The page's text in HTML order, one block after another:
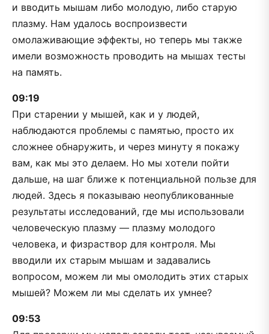
и вводить мышам либо молодую, либо старую
плазму. Нам удалось воспроизвести
омолаживающие эффекты, но теперь мы также
имели возможность проводить на мышах тесты
на память.
09:19
При старении у мышей, как и у людей,
наблюдаются проблемы с памятью, просто их
сложнее обнаружить, и через минуту я покажу
вам, как мы это делаем. Но мы хотели пойти
дальше, на шаг ближе к потенциальной пользе для
людей. Здесь я показываю неопубликованные
результаты исследований, где мы использовали
человеческую плазму — плазму молодого
человека, и физраствор для контроля. Мы
вводили их старым мышам и задавались
вопросом, можем ли мы омолодить этих старых
мышей? Можем ли мы сделать их умнее?
09:53